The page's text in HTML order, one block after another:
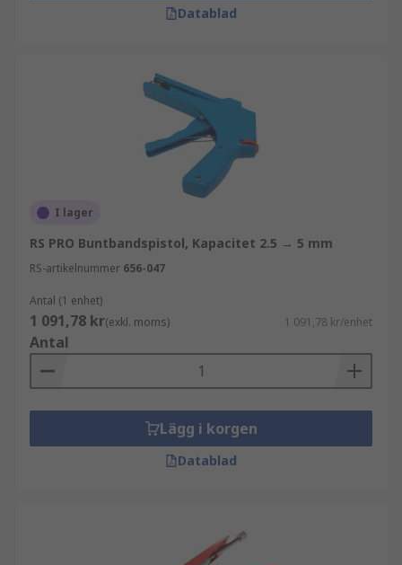
Datablad
I lager
RS PRO Buntbandspistol, Kapacitet 2.5 → 5 mm
RS-artikelnummer 656-047
Antal (1 enhet)
1 091,78 kr(exkl. moms) 1 091,78 kr/enhet
Antal
Lägg i korgen
Datablad